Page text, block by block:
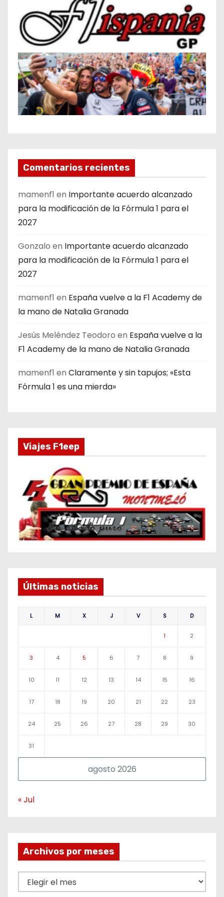
Comentarios recientes
mamenf1 en Importante acuerdo alcanzado
para la modificación de la Fórmula 1 para el
2027
Gonzalo en Importante acuerdo alcanzado
para la modificación de la Fórmula 1 para el
2027
mamenf1 en España vuelve a la F1 Academy de
la mano de Natalia Granada
Jesús Meléndez Teodoro en España vuelve a la
F1 Academy de la mano de Natalia Granada
mamenf1 en Claramente y sin tapujos; «Esta
Fórmula 1 es una mierda»
Viajes F1eep
Últimas noticias
agosto 2026
L M X J V S D
1 2
3 4 5 6 7 8 9
10 11 12 13 14 15 16
17 18 19 20 21 22 23
24 25 26 27 28 29 30
31
« Jul
Archivos por meses
r